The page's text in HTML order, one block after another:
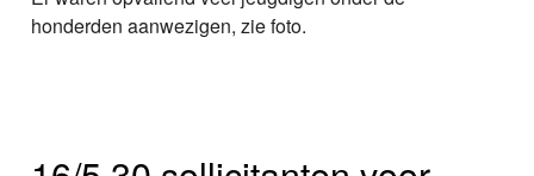
honderden aanwezigen, zie foto.